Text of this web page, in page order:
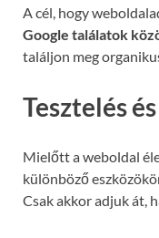
A cél, hogy
Google találatok
találjon meg
Tesztelés
Mielőtt a weboldal
különböző
Csak akkor adjuk át,